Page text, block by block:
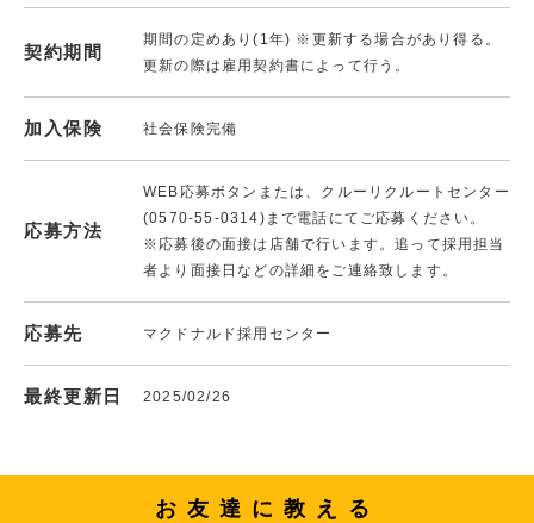
契約期間
期間の定めあり(1年) ※更新する場合があり得る。
更新の際は雇用契約書によって行う。
加入保険 社会保険完備
応募方法
WEB応募ボタンまたは、クルーリクルートセンター
(0570-55-0314)まで電話にてご応募ください。
※応募後の面接は店舗で行います。追って採用担当
者より面接日などの詳細をご連絡致します。
応募先 マクドナルド採用センター
最終更新日 2025/02/26
お友達に教える